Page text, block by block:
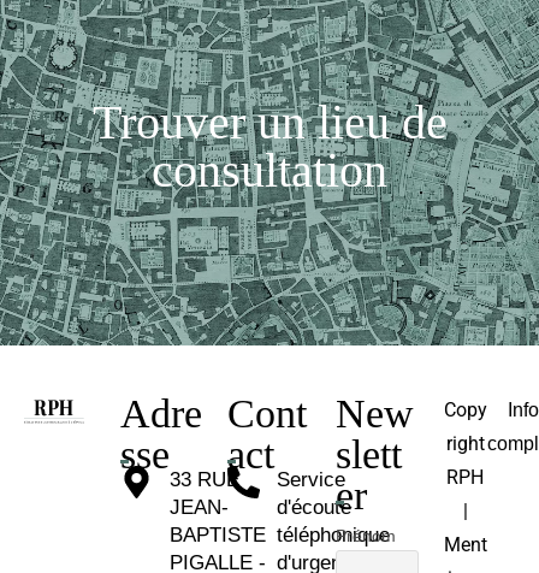
Trouver un lieu de
consultation
Adre
sse
33 RUE
JEAN-
BAPTISTE
PIGALLE -
Cont
act
Service
d'écoute
téléphonique
d'urgence :
New
slett
er
Prénom
Copy
right
RPH
|
Ment